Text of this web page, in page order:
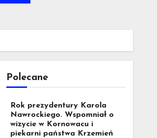
Polecane
Rok prezydentury Karola
Nawrockiego. Wspomniał o
wizycie w Kornowacu i
piekarni państwa Krzemień